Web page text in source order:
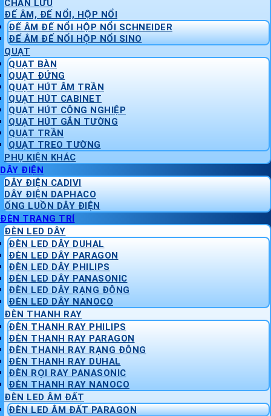
CHẤN LƯU
ĐẾ ÂM, ĐẾ NỔI, HỘP NỔI
ĐẾ ÂM ĐẾ NỔI HỘP NỔI SCHNEIDER
ĐẾ ÂM ĐẾ NỔI HỘP NỔI SINO
QUẠT
QUẠT BÀN
QUẠT ĐỨNG
QUẠT HÚT ÂM TRẦN
QUẠT HÚT CABINET
QUẠT HÚT CÔNG NGHIỆP
QUẠT HÚT GẮN TƯỜNG
QUẠT TRẦN
QUẠT TREO TƯỜNG
PHỤ KIỆN KHÁC
DÂY ĐIỆN
DÂY ĐIỆN CADIVI
DÂY ĐIỆN DAPHACO
ỐNG LUỒN DÂY ĐIỆN
ĐÈN TRANG TRÍ
ĐÈN LED DÂY
ĐÈN LED DÂY DUHAL
ĐÈN LED DÂY PARAGON
ĐÈN LED DÂY PHILIPS
ĐÈN LED DÂY PANASONIC
ĐÈN LED DÂY RẠNG ĐÔNG
ĐÈN LED DÂY NANOCO
ĐÈN THANH RAY
ĐÈN THANH RAY PHILIPS
ĐÈN THANH RAY PARAGON
ĐÈN THANH RAY RẠNG ĐÔNG
ĐÈN THANH RAY DUHAL
ĐÈN RỌI RAY PANASONIC
ĐÈN THANH RAY NANOCO
ĐÈN LED ÂM ĐẤT
ĐÈN LED ÂM ĐẤT PARAGON